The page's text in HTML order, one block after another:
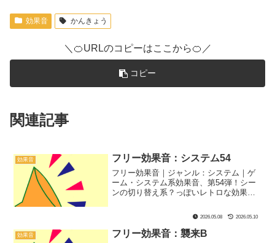
効果音 かんきょう
＼🍊URLのコピーはここから🍊／
コピー
関連記事
効果音 フリー効果音：システム54
フリー効果音｜ジャンル：システム｜ゲ
ーム・システム系効果音、第54弾！シー
ンの切り替え系？っぽいレトロな効果音
2026.05.08 2026.05.10
効果音 フリー効果音：襲来B